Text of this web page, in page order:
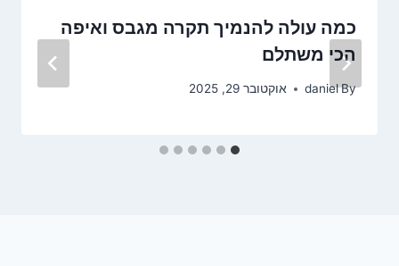
כמה עולה להנמיך תקרה מגבס ואיפה
הכי משתלם
By
daniel אוקטובר 29, 2025